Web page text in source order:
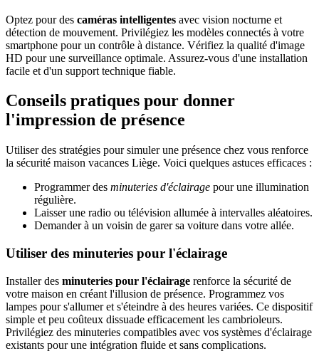
Optez pour des caméras intelligentes avec vision nocturne et
détection de mouvement. Privilégiez les modèles connectés à votre
smartphone pour un contrôle à distance. Vérifiez la qualité d'image
HD pour une surveillance optimale. Assurez-vous d'une installation
facile et d'un support technique fiable.
Conseils pratiques pour donner
l'impression de présence
Utiliser des stratégies pour simuler une présence chez vous renforce
la sécurité maison vacances Liège. Voici quelques astuces efficaces :
Programmer des minuteries d'éclairage pour une illumination
régulière.
Laisser une radio ou télévision allumée à intervalles aléatoires.
Demander à un voisin de garer sa voiture dans votre allée.
Utiliser des minuteries pour l'éclairage
Installer des minuteries pour l'éclairage renforce la sécurité de
votre maison en créant l'illusion de présence. Programmez vos
lampes pour s'allumer et s'éteindre à des heures variées. Ce dispositif
simple et peu coûteux dissuade efficacement les cambrioleurs.
Privilégiez des minuteries compatibles avec vos systèmes d'éclairage
existants pour une intégration fluide et sans complications.